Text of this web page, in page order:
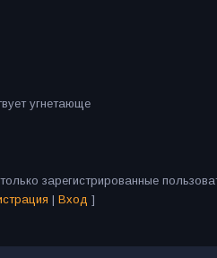
угнетающе
зарегистрированные
| Вход ]